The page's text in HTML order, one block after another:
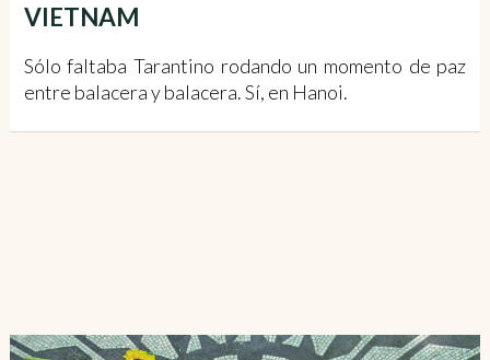
VIETNAM
Sólo faltaba Tarantino rodando un momento de paz
entre balacera y balacera. Sí, en Hanoi.